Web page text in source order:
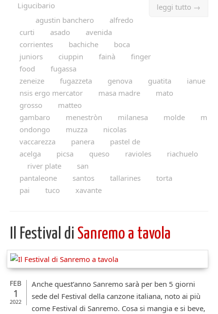
leggi tutto →
Ligucibario
agustin banchero
alfredo
curti
asado
avenida
corrientes
bachiche
boca
juniors
ciuppin fainà
finger
food
fugassa
zeneize
fugazzeta genova guatita
ianue
nsis ergo mercator
masa madre
mato
grosso
matteo
gambaro
menestròn milanesa molde
m
ondongo
muzza
nicolas
vaccarezza
panera
pastel de
acelga
picsa queso ravioles
riachuelo
river plate
san
pantaleone
santos tallarines
torta
pai
tuco xavante
Il Festival di Sanremo a tavola
FEB
1
2022
Anche quest’anno Sanremo sarà per ben 5 giorni
sede del Festival della canzone italiana, noto ai più
come Festival di Sanremo. Cosa si mangia e si beve,